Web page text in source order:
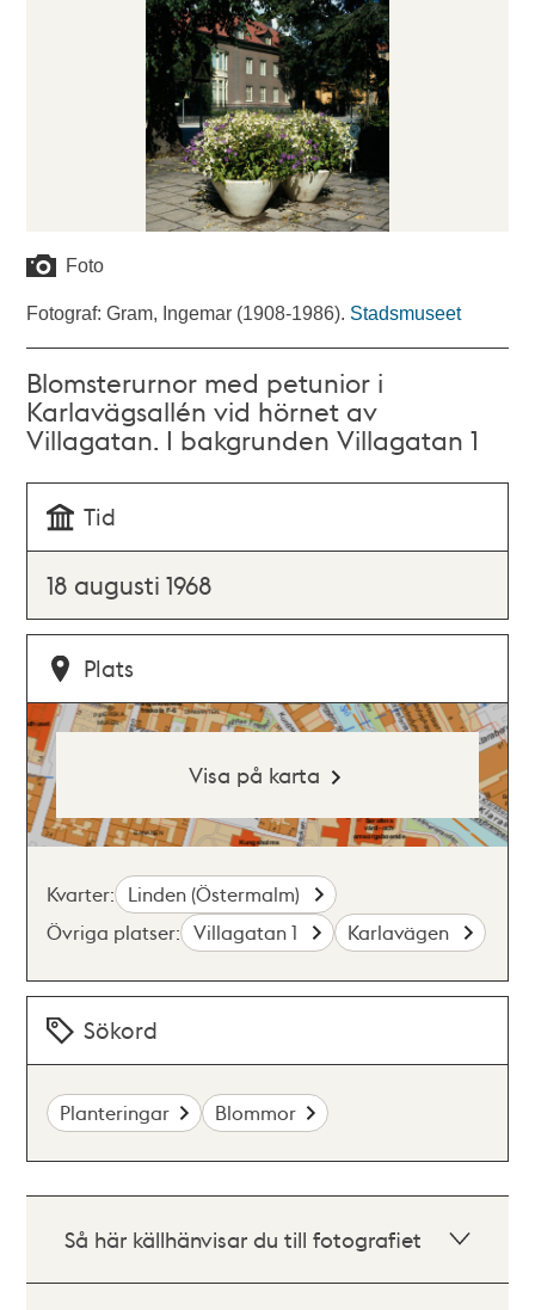
Foto
Fotograf: Gram, Ingemar (1908-1986). Stadsmuseet
Blomsterurnor med petunior i
Karlavägsallén vid hörnet av
Villagatan. I bakgrunden Villagatan 1
Tid
18 augusti 1968
Plats
Visa på karta
Kvarter: Linden (Östermalm)
Övriga platser: Villagatan 1 Karlavägen
Sökord
Planteringar Blommor
Så här källhänvisar du till fotografiet